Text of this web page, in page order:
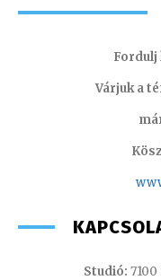
Fordulj
Várjuk a
Studió: